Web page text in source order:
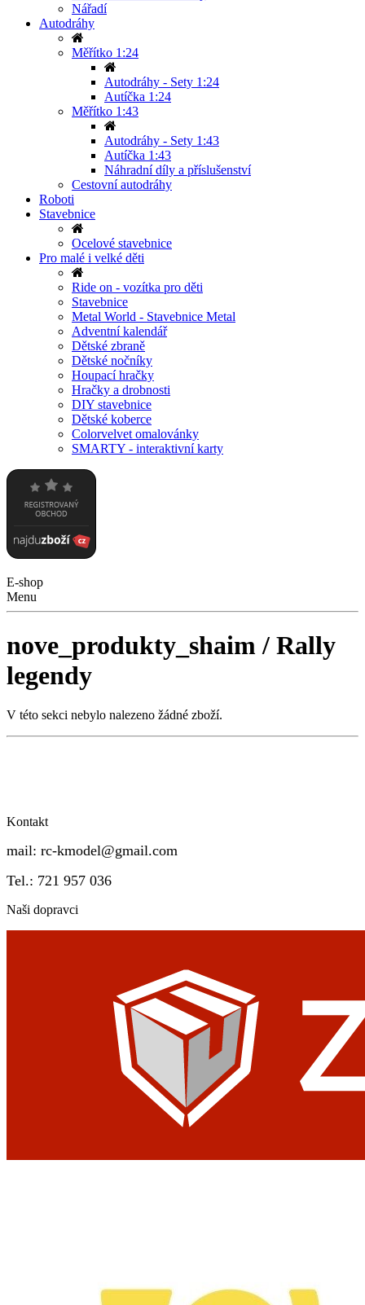
Nářadí
Autodráhy
Měřítko 1:24
Autodráhy - Sety 1:24
Autíčka 1:24
Měřítko 1:43
Autodráhy - Sety 1:43
Autíčka 1:43
Náhradní díly a příslušenství
Cestovní autodráhy
Roboti
Stavebnice
Ocelové stavebnice
Pro malé i velké děti
Ride on - vozítka pro děti
Stavebnice
Metal World - Stavebnice Metal
Adventní kalendář
Dětské zbraně
Dětské nočníky
Houpací hračky
Hračky a drobnosti
DIY stavebnice
Dětské koberce
Colorvelvet omalovánky
SMARTY - interaktivní karty
E-shop
Menu
nove_produkty_shaim / Rally
legendy
V této sekci nebylo nalezeno žádné zboží.
Kontakt
mail: rc-kmodel@gmail.com
Tel.: 721 957 036
Naši dopravci